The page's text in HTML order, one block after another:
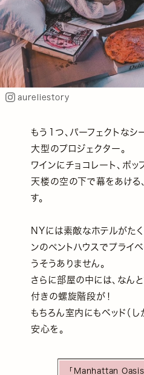
aureliestory
もう１つ、パーフェクトなシ
大型のプロジェクター。
ワインにチョコレート、ポ
天楼の空の下で幕をあける
す。
NYには素敵なホテルがたく
ンのペントハウスでプライ
うそうありません。
さらに部屋の中には、なん
付きの螺旋階段が！
もちろん室内にもベッド（
安心を。
「Manhattan